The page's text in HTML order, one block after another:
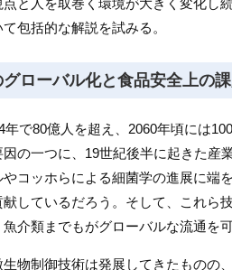
と人を取巻く環境が大きく変化し
包括的な解説を試みる。
ローバル化と食品安全上の
年で80億人を超え、2060年頃には
の一つに、19世紀後半に起きた産
コッホらによる細菌学の進展に端
献しているだろう。そして、これら
介類までもがグローバルな流通を可
生物制御技術は発展してきたものの